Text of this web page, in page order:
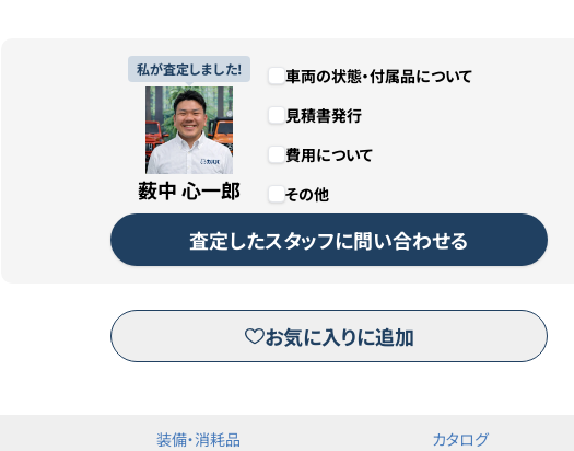
7年2ヶ月
3,199,200円（税込）
カババリースについて詳しくは こちら
※三菱オートリース（株）が運営するピタクルサイトへ移動します。
私が査定しました!
薮中 心一郎
車両の状態・付属品について
見積書発行
費用について
その他
査定したスタッフに問い合わせる
お気に入りに追加
装備・消耗品 カタログ